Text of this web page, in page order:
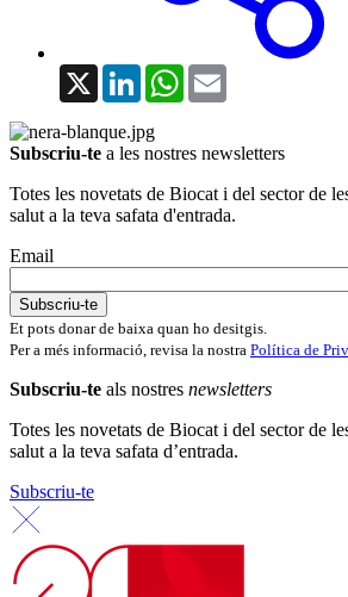
X LinkedInWhatsApp
Subscriu-te a les nostres newsletters
Totes les novetats de Biocat i del sector de
salut a la teva safata d'entrada.
Email
Et pots donar de baixa quan ho desitgis.
Per a més informació, revisa la nostra Política de
Subscriu-te als nostres newsletters
Totes les novetats de Biocat i del sector de
salut a la teva safata d’entrada.
Subscriu-te